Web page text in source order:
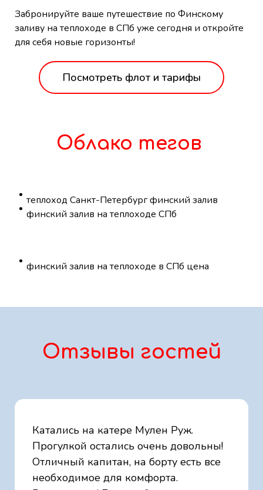
Забронируйте ваше путешествие по Финскому
заливу на теплоходе в СПб уже сегодня и откройте
для себя новые горизонты!
Посмотреть флот и тарифы
Облако тегов
теплоход Санкт-Петербург финский залив
финский залив на теплоходе СПб
финский залив на теплоходе в СПб цена
Отзывы гостей
Катались на катере Мулен Руж.
Прогулкой остались очень довольны!
Отличный капитан, на борту есть все
необходимое для комфорта.